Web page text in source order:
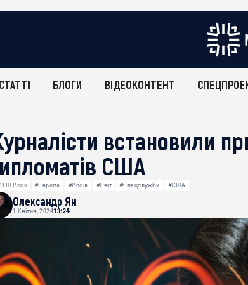
СТАТТІ БЛОГИ ВІДЕОКОНТЕНТ
встановили
США
ГШ Росії #Європа #Росія #Світ #Спецслужби #США
Олександр Ян
1 Квітня, 202413:24